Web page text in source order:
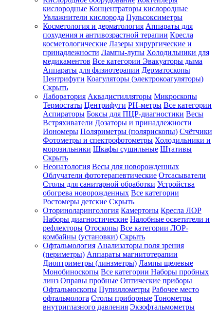
Зарегистрироваться
Зачем
регистрироваться?
Все
покупки
одном
месте
Личный
менеджер
Отслеживание
статуса
заказа
кислородные Концентраторы кислородные
Увлажнители кислорода Пульсоксиметры
Косметология и дерматология Аппараты для
похудения и антивозрастной терапии Кресла
косметологические Лазеры хирургические и
принадлежности Лампы-лупы Холодильники для
медикаментов Все категории Эвакуаторы дыма
Аппараты для физиотерапии Дерматоскопы
Центрифуги Коагуляторы (электрокоагуляторы)
Скрыть
Лаборатория Аквадистилляторы Микроскопы
Термостаты Центрифуги PH-метры Все категории
Аспираторы Боксы для ПЦР-диагностики Весы
Встряхиватели Дозаторы и принадлежности
Иономеры Поляриметры (полярископы) Счётчики
Фотометры и спектрофотометры Холодильники и
морозильники Шкафы сушильные Штативы
Скрыть
Неонатология Весы для новорожденных
Облучатели фототерапевтические Отсасыватели
Столы для санитарной обработки Устройства
обогрева новорожденных Все категории
Ростомеры детские Скрыть
Оториноларингология Камертоны Кресла ЛОР
Наборы диагностические Налобные осветители и
рефлекторы Отоскопы Все категории ЛОР-
комбайны (установки) Скрыть
Офтальмология Анализаторы поля зрения
(периметры) Аппараты магнитотерапии
Диоптриметры (линзметры) Лампы щелевые
Монобиноскопы Все категории Наборы пробных
линз Оправы пробные Оптические приборы
Офтальмоскопы Пупиллометры Рабочее место
офтальмолога Столы приборные Тонометры
внутриглазного давления Экзофтальмометры